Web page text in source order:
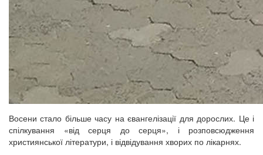
Восени стало більше часу на євангелізації для дорослих. Це і
спілкування «від серця до серця», і розповсюдження
християнської літератури, і відвідування хворих по лікарнях.